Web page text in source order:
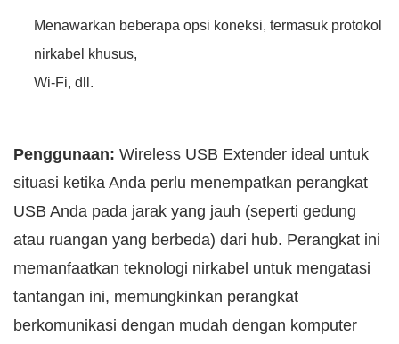
Menawarkan beberapa opsi koneksi, termasuk protokol
nirkabel khusus,
Wi-Fi, dll.
Penggunaan: Wireless USB Extender ideal untuk
situasi ketika Anda perlu menempatkan perangkat
USB Anda pada jarak yang jauh (seperti gedung
atau ruangan yang berbeda) dari hub. Perangkat ini
memanfaatkan teknologi nirkabel untuk mengatasi
tantangan ini, memungkinkan perangkat
berkomunikasi dengan mudah dengan komputer